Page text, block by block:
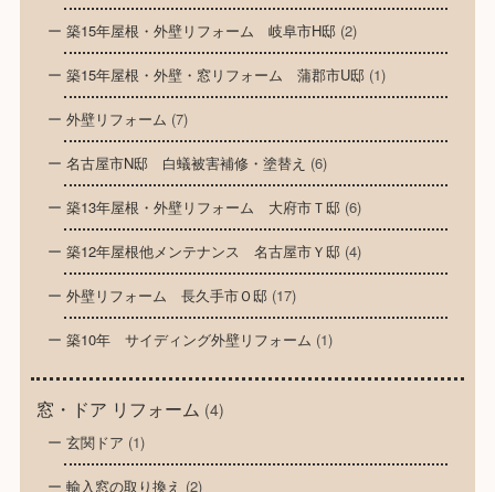
築15年屋根・外壁リフォーム 岐阜市H邸(2)
築15年屋根・外壁・窓リフォーム 蒲郡市U邸(1)
外壁リフォーム (7)
名古屋市N邸 白蟻被害補修・塗替え (6)
築13年屋根・外壁リフォーム 大府市Ｔ邸(6)
築12年屋根他メンテナンス 名古屋市Ｙ邸(4)
外壁リフォーム 長久手市Ｏ邸(17)
築10年 サイディング外壁リフォーム (1)
窓・ドア リフォーム (4)
玄関ドア (1)
輸入窓の取り換え (2)